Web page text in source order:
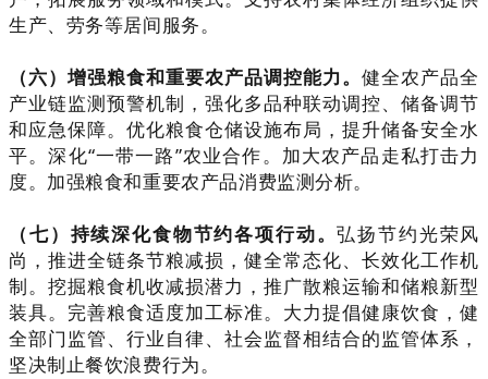
生产、劳务等居间服务。
（六）增强粮食和重要农产品调控能力。健全农产品全
产业链监测预警机制，强化多品种联动调控、储备调节
和应急保障。优化粮食仓储设施布局，提升储备安全水
平。深化“一带一路”农业合作。加大农产品走私打击力
度。加强粮食和重要农产品消费监测分析。
（七）持续深化食物节约各项行动。弘扬节约光荣风
尚，推进全链条节粮减损，健全常态化、长效化工作机
制。挖掘粮食机收减损潜力，推广散粮运输和储粮新型
装具。完善粮食适度加工标准。大力提倡健康饮食，健
全部门监管、行业自律、社会监督相结合的监管体系，
坚决制止餐饮浪费行为。